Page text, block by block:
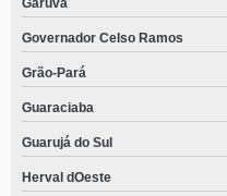
Garuva
Governador Celso Ramos
Grão-Pará
Guaraciaba
Guarujá do Sul
Herval dOeste